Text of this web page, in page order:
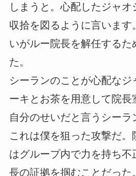
しまうと。心配したジャオ
収拾を図るように言います
いがルー院長を解任するた
た。
シーランのことが心配なジ
ーキとお茶を用意して院長
自分のせいだと言うシーラ
これは僕を狙った攻撃だ。
はグループ内で力を持ち不
長の証拠を掴むことだった